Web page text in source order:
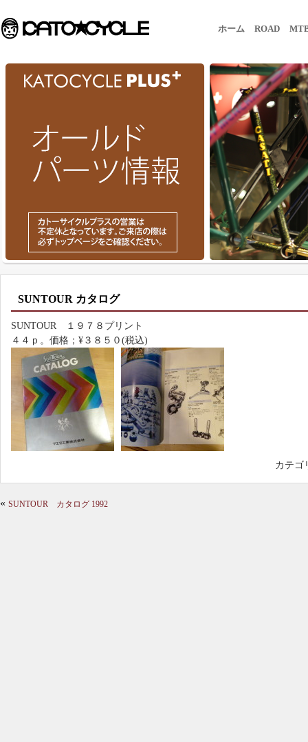
ホーム ROAD
SUNTOUR カタログ
SUNTOUR １９７８プリント
４４ｐ。価格；¥３８５０(税込)
カテゴ
« SUNTOUR カタログ 1992